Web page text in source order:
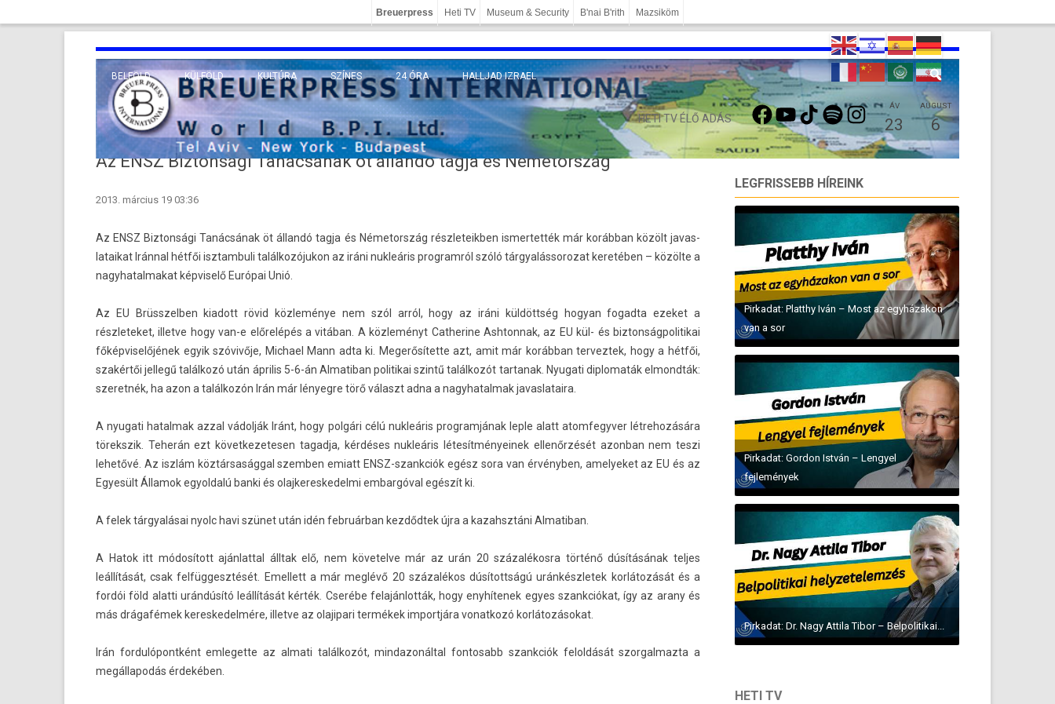
Breuerpress Heti TV Museum & Security B'nai B'rith Mazsiköm
BELFÖLD KÜLFÖLD
EURÓPA
KÖZEL-KELET
TENGERENTÚL
KULTÚRA
TUDOMÁNY
VALLÁS
SZÍNES 24 ÓRA HALLJAD IZRAEL
HETI TV ÉLŐ ADÁS
FACEBOOKYOUTUBETIKTOKSPOTIFYINSTAGRAMÁV
23
AUGUST
6
Az ENSZ Biztonsági Tanácsának öt állandó tagja és Németország
2013. március 19 03:36
Az ENSZ Bi­zton­sági Tanácsának öt állandó tagja és Németország részleteikb­en is­mertet­ték már korábban közölt javas­
lataikat Iránnal hétfői isztam­buli találkozójukon az iráni nukleáris pro­gram­ról szóló tár­gyalás­sorozat keretében – közölte a
nagyhatal­makat kép­viselő Európai Unió.
Az EU Brüsszelb­en kiadott rövid közleménye nem szól arról, hogy az iráni küldöttség hogyan fogad­ta ezeket a
részleteket, il­let­ve hogy van-e előrelépés a vitában. A közleményt Cat­herine As­hton­nak, az EU kül- és bi­zton­ságpolitikai
főkép­viselőjének egyik szóvivője, Mic­hael Mann adta ki. Megerősítette azt, amit már korábban ter­veztek, hogy a hétfői,
szakértői jel­legű találkozó után április 5-6-án Al­matiban politikai szintű találkozót tar­tanak. Nyugati di­plomaták el­mondták:
szeret­nék, ha azon a találkozón Irán már lényeg­re törő választ adna a nagyhatal­mak javas­lataira.
A nyugati hatal­mak azzal vádolják Iránt, hogy polgári célú nukleáris pro­gram­jának leple alatt atom­fegyv­er lét­rehozására
törekszik. Teherán ezt követ­kezetes­en tagad­ja, kérdéses nukleáris létesít­ményeinek ellenőrzését azon­ban nem teszi
lehetővé. Az iszlám köztársasággal szemb­en em­iatt ENSZ-szankciók egész sora van érvényben, amelyeket az EU és az
Egyesült Államok egyold­alú banki és olaj­keres­kedel­mi em­bar­góv­al egészít ki.
A felek tárgyalásai nyolc havi szünet után idén februárban kezdődtek újra a kazahsztáni Al­matiban.
A Hatok itt módosított aján­latt­al álltak elő, nem követel­ve már az urán 20 százalékosra történő dúsításának tel­jes
leállítását, csak fel­függesztését. Em­el­lett a már meglévő 20 százalékos dúsítottságú urán­készletek korlátozását és a
fordói föld al­at­ti urándúsító leállítását kérték. Cserébe felajánlották, hogy enyhítenek egyes szankciókat, így az arany és
más drágafémek keres­kedel­mére, il­let­ve az olajipari termékek im­portjára vonat­kozó korlátozásokat.
Irán for­dulópontként em­leget­te az al­mati találkozót, min­dazonált­al fon­tosabb szankciók felol­dását szor­galmaz­ta a
megál­lapodás érdekében.
LEGFRISSEBB HÍREINK
Pirkadat: Platthy Iván – Most az egyházakon
van a sor
Pirkadat: Gordon István – Lengyel
fejlemények
Pirkadat: Dr. Nagy Attila Tibor – Belpolitikai...
HETI TV